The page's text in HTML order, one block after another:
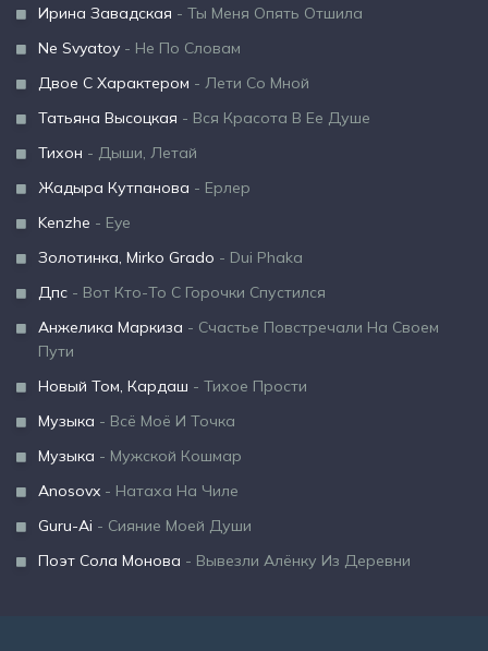
Ирина Завадская - Ты Меня Опять Отшила
Ne Svyatoy - Не По Словам
Двое С Характером - Лети Со Мной
Татьяна Высоцкая - Вся Красота В Ее Душе
Тихон - Дыши, Летай
Жадыра Кутпанова - Ерлер
Kenzhe - Eye
Золотинка, Mirko Grado - Dui Phaka
Дпс - Вот Кто-То С Горочки Спустился
Анжелика Маркиза - Счастье Повстречали На Своем
Пути
Новый Том, Кардаш - Тихое Прости
Музыка - Всё Моё И Точка
Музыка - Мужской Кошмар
Anosovx - Натаха На Чиле
Guru-Ai - Сияние Моей Души
Поэт Сола Монова - Вывезли Алёнку Из Деревни